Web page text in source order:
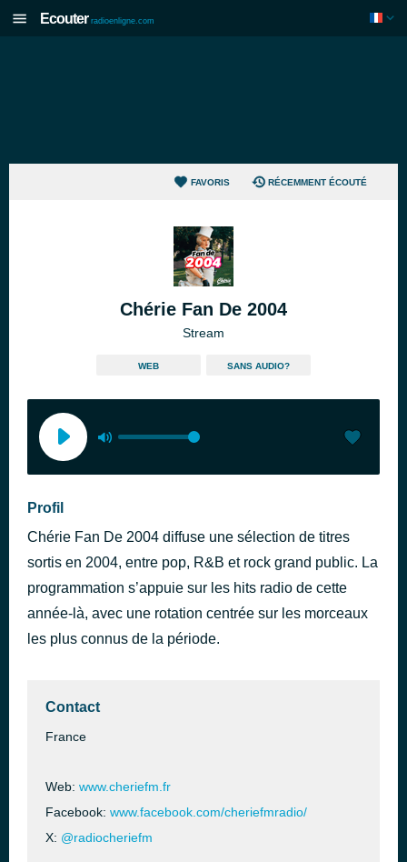
Ecouter radioenligne.com
FAVORIS RÉCEMMENT ÉCOUTÉ
Chérie Fan De 2004
Stream
WEB SANS AUDIO?
Profil
Chérie Fan De 2004 diffuse une sélection de titres
sortis en 2004, entre pop, R&B et rock grand public. La
programmation s’appuie sur les hits radio de cette
année-là, avec une rotation centrée sur les morceaux
les plus connus de la période.
Contact
France
Web: www.cheriefm.fr
Facebook: www.facebook.com/cheriefmradio/
X: @radiocheriefm